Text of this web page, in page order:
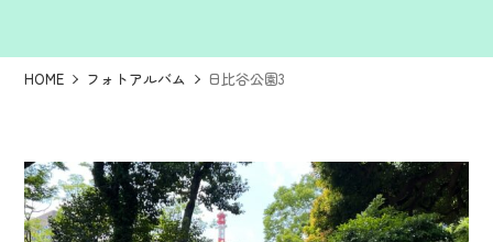
HOME フォトアルバム 日比谷公園3